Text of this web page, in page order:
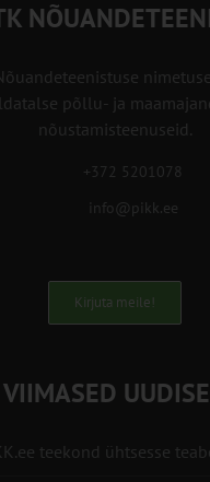
põllu- ja
nõustamisteenuseid.
+372 5201078
info@pikk.ee
Kirjuta meile!
VIIMASED
teekond ühtsesse